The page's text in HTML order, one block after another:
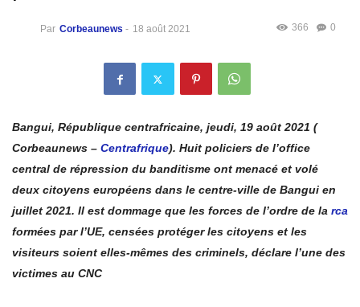
Par Corbeaunews - 18 août 2021 0
366
Bangui, République centrafricaine, jeudi, 19 août 2021 (
Corbeaunews – Centrafrique). Huit policiers de l’office
central de répression du banditisme ont menacé et volé
deux citoyens européens dans le centre-ville de Bangui en
juillet 2021. Il est dommage que les forces de l’ordre de la rca
formées par l’UE, censées protéger les citoyens et les
visiteurs soient elles-mêmes des criminels, déclare l’une des
victimes au CNC